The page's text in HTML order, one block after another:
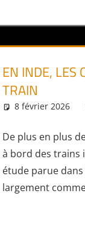
EN INDE, LES
TRAIN
8 février 2026
De plus en plus
à bord des trains
étude parue
largement